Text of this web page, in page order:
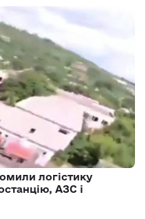
логістику
АЗС і